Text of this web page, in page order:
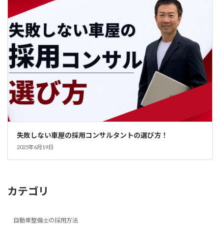
失敗しない車屋の採用コンサルタントの選び方！
2025年6月19日
カテゴリ
自動車整備士の採用方法